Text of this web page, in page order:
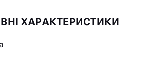
ХАРАКТЕРИСТИКИ